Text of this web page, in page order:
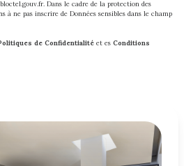
. Dans le cadre de la protection des
à ne pas inscrire de Données sensibles dans le champ
de Confidentialité et es Conditions